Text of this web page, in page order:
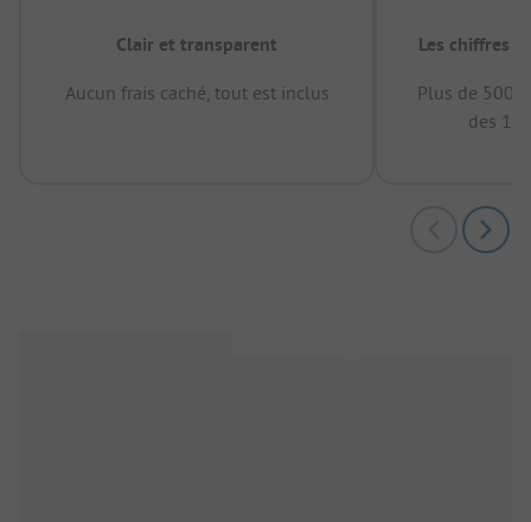
Clair et transparent
Aucun frais caché, tout est inclus
Les chiffres
Plus de
des 12